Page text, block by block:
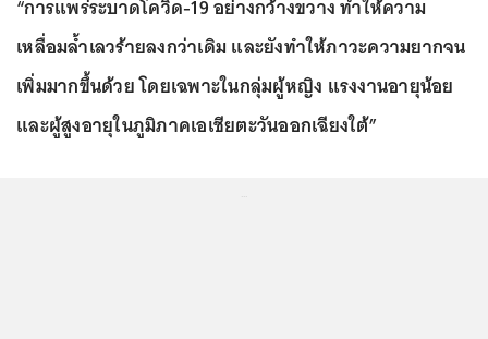
“การแพร่ระบาดโควิด-19 อย่างกว้างขวาง ทำให้ความ
เหลื่อมล้ำเลวร้ายลงกว่าเดิม และยังทำให้ภาวะความยากจน
เพิ่มมากขึ้นด้วย โดยเฉพาะในกลุ่มผู้หญิง แรงงานอายุน้อย
และผู้สูงอายุในภูมิภาคเอเชียตะวันออกเฉียงใต้”